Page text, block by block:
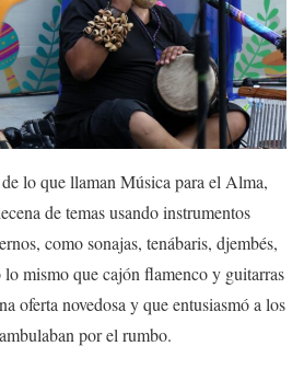
lo que llaman Música para el Alma,
de temas usando instrumentos
como sonajas, tenábaris, djembés,
mismo que cajón flamenco y guitarras
oferta novedosa y que entusiasmó a los
por el rumbo.